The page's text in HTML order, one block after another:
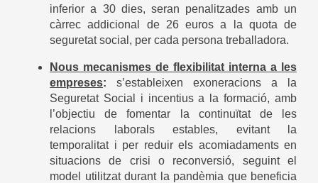
inferior a 30 dies, seran penalitzades amb un
càrrec addicional de 26 euros a la quota de
seguretat social, per cada persona treballadora.
Nous mecanismes de flexibilitat interna a les
empreses: s’estableixen exoneracions a la
Seguretat Social i incentius a la formació, amb
l’objectiu de fomentar la continuïtat de les
relacions laborals estables, evitant la
temporalitat i per reduir els acomiadaments en
situacions de crisi o reconversió, seguint el
model utilitzat durant la pandèmia que beneficia